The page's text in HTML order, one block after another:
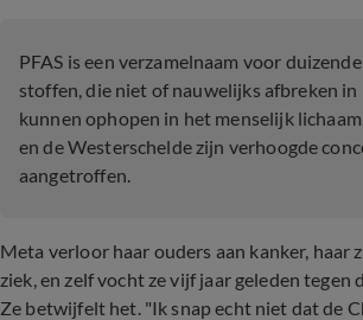
PFAS is een verzamelnaam voor
stoffen, die niet of nauwelijks afbreken in
kunnen ophopen in het menselijk
en de Westerschelde zijn verhoogde
aangetroffen.
Meta verloor haar ouders aan kanker, haar
ziek, en zelf vocht ze vijf jaar geleden tegen
Ze betwijfelt het. "Ik snap echt niet dat de